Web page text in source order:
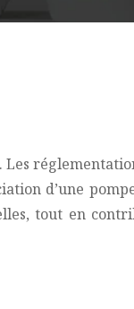
d’une
tout en